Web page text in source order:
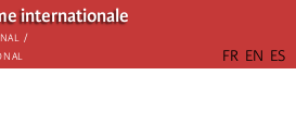
internationale
/